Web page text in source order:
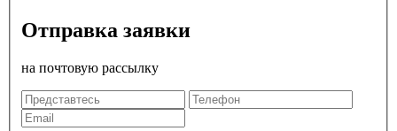
Отправка заявки
на почтовую рассылку